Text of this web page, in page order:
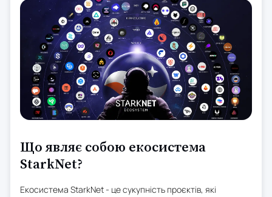
Що являє собою екосистема
StarkNet?
Екосистема StarkNet - це сукупність проєктів, які